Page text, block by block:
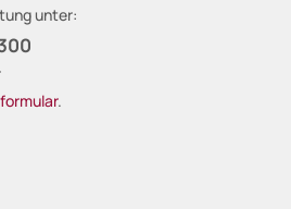
unter:
.